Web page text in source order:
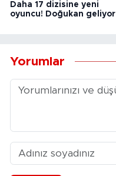
Daha 17 dizisine yeni
oyuncu! Doğukan geliyor
Yorumlar